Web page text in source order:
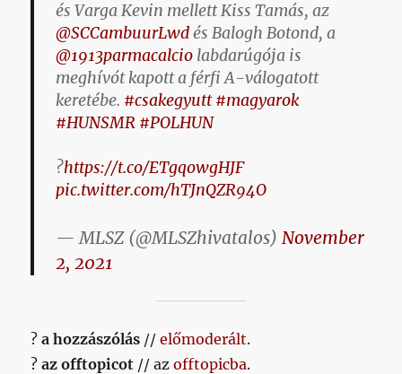
és Varga Kevin mellett Kiss Tamás, az
@SCCambuurLwdés Balogh Botond, a
@1913parmacalcio labdarúgója is
meghívót kapott a férfi A-válogatott
keretébe. #csakegyutt #magyarok
#HUNSMR #POLHUN
?https://t.co/ETgqowgHJF
pic.twitter.com/hTJnQZR94O
— MLSZ (@MLSZhivatalos)November
2, 2021
?a hozzászólás //előmoderált.
?az offtopicot // azofftopicba.